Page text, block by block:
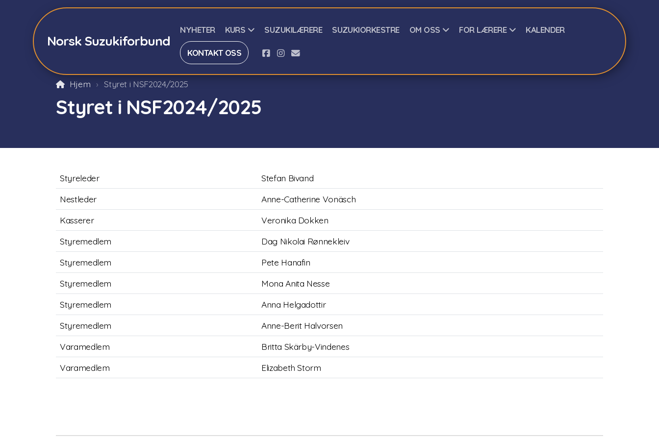
Norsk Suzukiforbund
NYHETER KURS SUZUKILÆRERE SUZUKIORKESTRE OM OSS FOR LÆRERE KALENDER
KONTAKT OSS
Hjem Styret i NSF2024/2025
Styret i NSF2024/2025
Styreleder
Stefan Bivand
Nestleder
Anne-Catherine Vonäsch
Kasserer
Veronika Dokken
Styremedlem
Dag Nikolai Rønnekleiv
Styremedlem
Pete Hanafin
Styremedlem
Mona Anita Nesse
Styremedlem
Anna Helgadottir
Styremedlem
Anne-Berit Halvorsen
Varamedlem
Britta Skärby-Vindenes
Varamedlem
Elizabeth Storm